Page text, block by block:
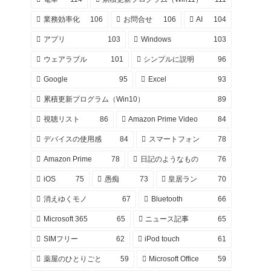
業務効率化 106 お問合せ 106 AI 104
アプリ 103 Windows 103
ウェアラブル 101 シンプルに説明 96
Google 95 Excel 93
累積更新プログラム（Win10） 89
視聴リスト 86 Amazon Prime Video 84
デバイスの使用感 84 スマートフォン 78
Amazon Prime 78 日記のようなもの 76
iOS 75 愚痴 73 皇居ラン 70
消えゆくモノ 67 Bluetooth 66
Microsoft 365 65 ニュース記事 65
SIMフリー 62 iPod touch 61
薬屋のひとりごと 59 Microsoft Office 59